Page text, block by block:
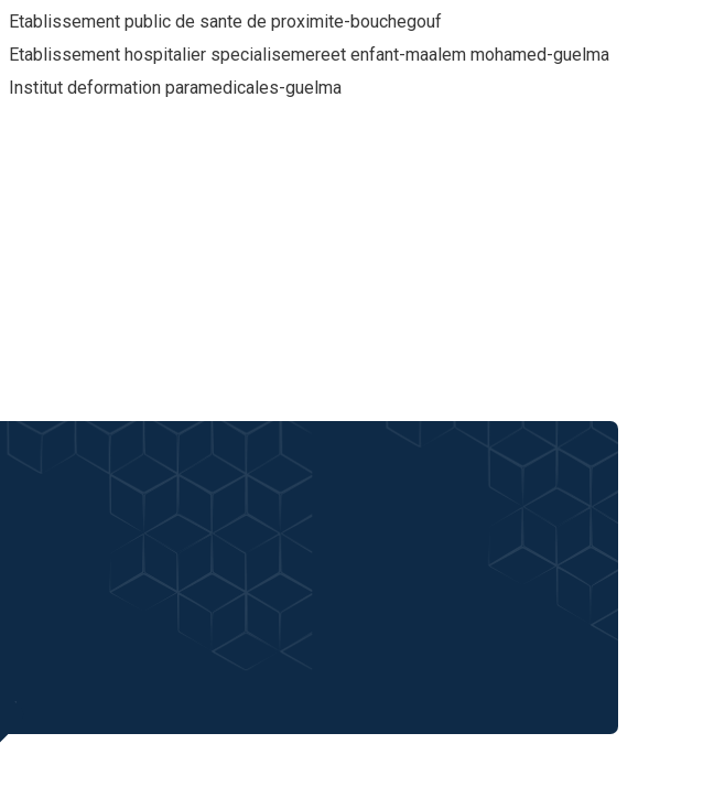
Etablissement public de sante de proximite-bouchegouf
Etablissement hospitalier specialisemereet enfant-maalem mohamed-guelma
Institut deformation paramedicales-guelma